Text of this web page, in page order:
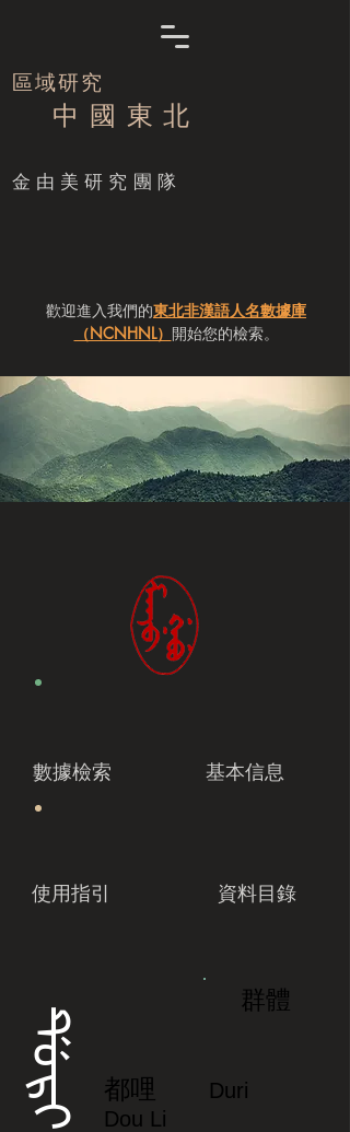
區域研究
中 國 東 北
​金由美研究團隊
歡迎進入我們的東北非漢語人名數據庫
（NCNHNL） 開始您的檢索。
數據檢索 基本信息
使用指引 資料目錄
ᡩᡠᡵᡳ
群體
都哩
Duri
Dou Li